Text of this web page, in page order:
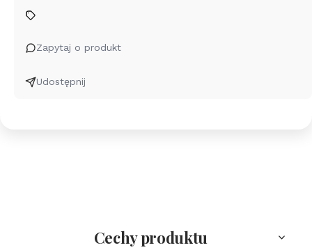
Zapytaj o produkt
Udostępnij
Cechy produktu